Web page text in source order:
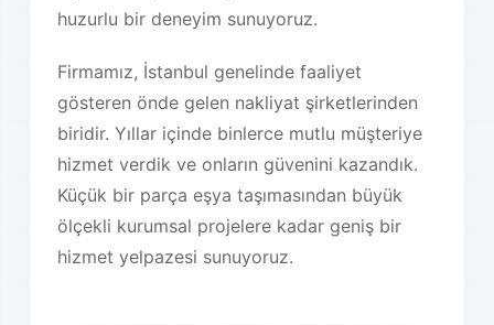
huzurlu bir deneyim sunuyoruz.
Firmamız, İstanbul genelinde faaliyet
gösteren önde gelen nakliyat şirketlerinden
biridir. Yıllar içinde binlerce mutlu müşteriye
hizmet verdik ve onların güvenini kazandık.
Küçük bir parça eşya taşımasından büyük
ölçekli kurumsal projelere kadar geniş bir
hizmet yelpazesi sunuyoruz.